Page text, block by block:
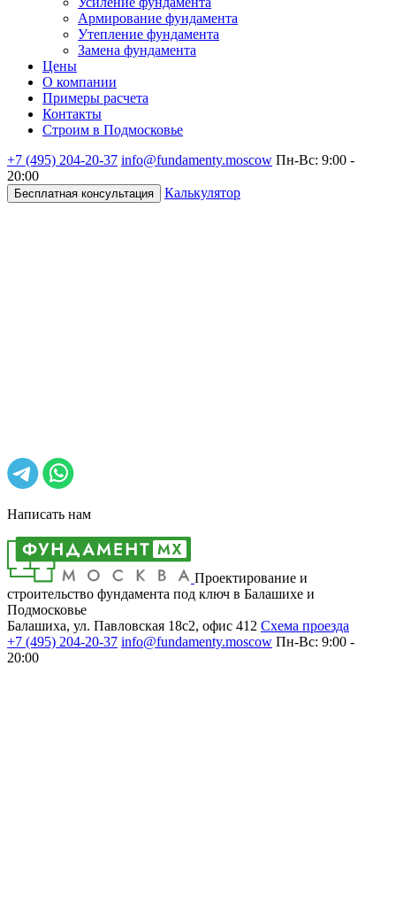
Армирование фундамента
Утепление фундамента
Замена фундамента
Цены
О компании
Примеры расчета
Контакты
Строим в Подмосковье
+7 (495) 204-20-37 info@fundamenty.moscow Пн-Вс: 9:00 -
20:00
Бесплатная консультация Калькулятор
Написать нам
Проектирование и
строительство фундамента под ключ в Балашихе и
Подмосковье
Балашиха, ул. Павловская 18с2, офис 412 Cхема проезда
+7 (495) 204-20-37 info@fundamenty.moscow Пн-Вс: 9:00 -
20:00